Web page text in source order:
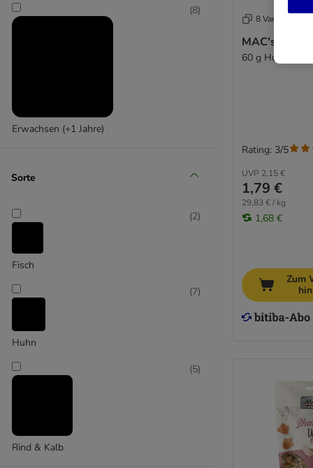
animonda
Catessy
Concept for Life
Dokas
Encore
Feringa
GranataPet
Happy Cat
Meowee!
Miamor
Erwachsen (+1 Jahre)
(8)
Sorte
Fisch
(2)
Huhn
(7)
Rind & Kalb
(5)
8 Varianten
MAC's Cat
60 g Huhn &
UVP 2,15 €
1,79 €
29,83 € / kg
1,68 €
Rating: 3/5
Zum